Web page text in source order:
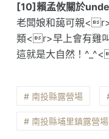
[10]賴孟攸關於
老闆娘和藹可親
類<r>早上會有雞
這就是大自然！
# 南投縣露營場
# 南投縣埔里鎮露營場